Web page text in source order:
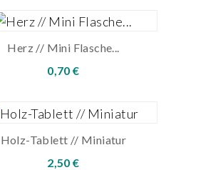
Herz // Mini Flasche...
0,70 €
Holz-Tablett // Miniatur
2,50 €